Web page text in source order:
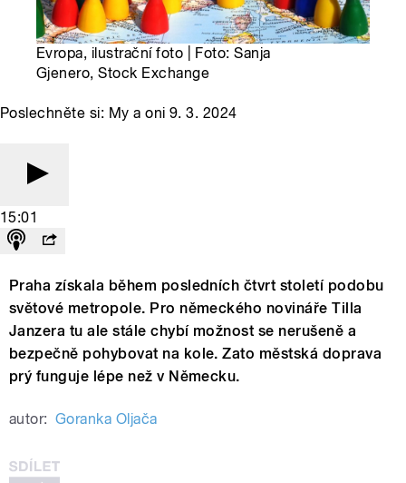
Evropa, ilustrační foto | Foto: Sanja
Gjenero, Stock Exchange
Poslechněte si: My a oni 9. 3. 2024
15:01
Praha získala během posledních čtvrt století podobu
světové metropole. Pro německého novináře Tilla
Janzera tu ale stále chybí možnost se nerušeně a
bezpečně pohybovat na kole. Zato městská doprava
prý funguje lépe než v Německu.
autor: Goranka Oljača